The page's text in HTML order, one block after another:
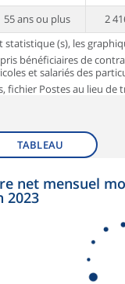
55 ans ou plus
2
statistique (s), les
bénéficiaires de
et salariés des
fichier Postes au lieu
TABLEAU
net mensuel
2023